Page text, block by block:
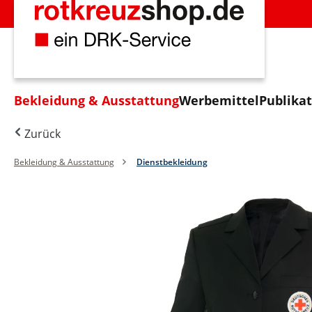
Hauptinhalt springen
Zur Suche springen
Zur Hauptnavigation springen
Bekleidung & AusstattungWerbemittel
Zurück
Bekleidung & Ausstattung Dienstbekleidung